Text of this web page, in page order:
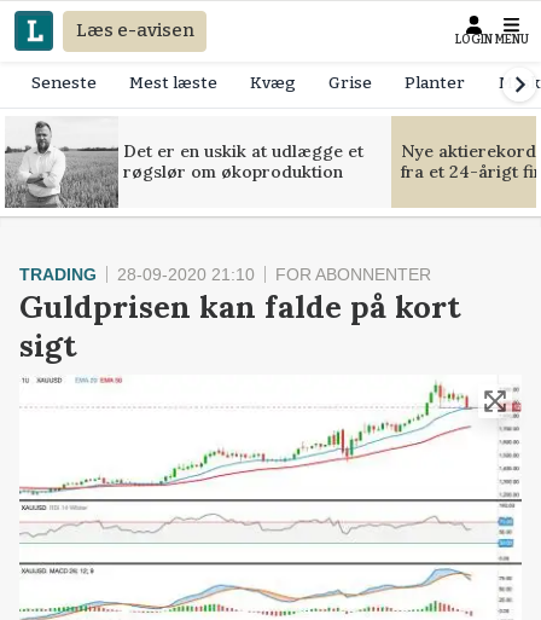
Læs e-avisen LOGIN MENU
Seneste Mest læste Kvæg Grise Planter
Det er en uskik at udlægge et
røgslør om økoproduktion
Nye
fra et 24-årigt
TRADING 28-09-2020 21:10 FOR ABONNENTER
Guldprisen kan falde på kort
sigt